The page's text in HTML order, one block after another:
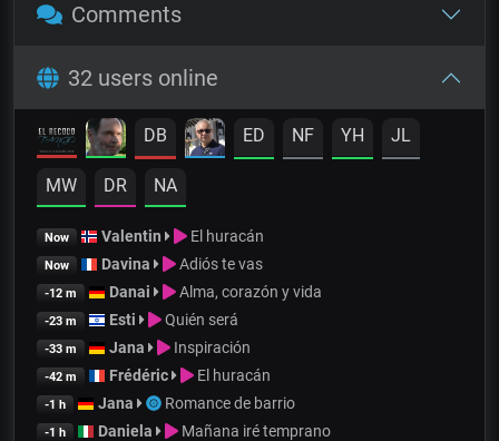
Comments
32 users online
DB ED NF YH JL
MW DR NA
Now Valentin El huracán
Now Davina Adiós te vas
-12 m Danai Alma, corazón y vida
-23 m Esti Quién será
-33 m Jana Inspiración
-42 m Frédéric El huracán
-1 h Jana Romance de barrio
-1 h Daniela Mañana iré temprano